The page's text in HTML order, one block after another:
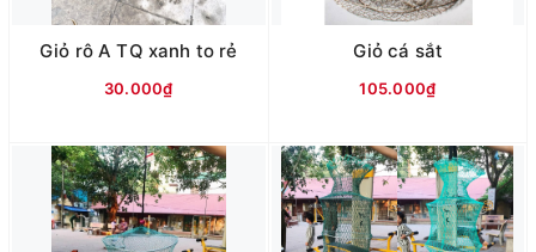
Giỏ rô A TQ xanh to rẻ
30.000₫
Giỏ cá sắt
105.000₫